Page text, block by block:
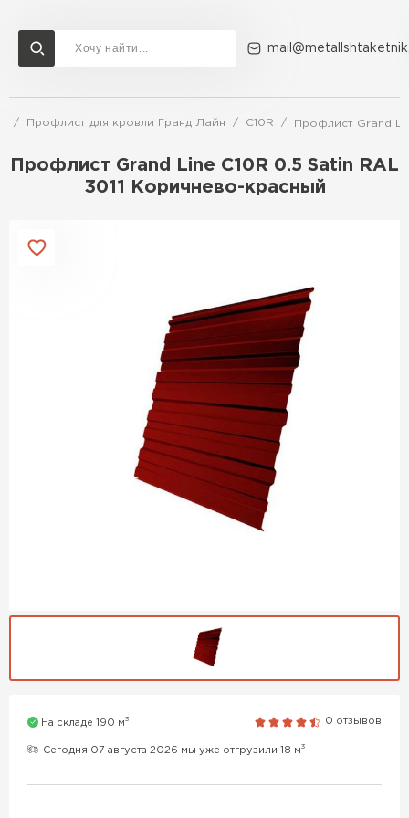
Профлист для кровли Гранд Лайн C10R Профлист Grand
Профлист Grand Line C10R 0.5 Satin RAL
3011 Коричнево-красный
На складе 190 м3 0 отзывов
Сегодня 07 августа 2026 мы уже отгрузили 18 м3
Доставка и оплата Акции О компании Контакты
Перейти в каталог